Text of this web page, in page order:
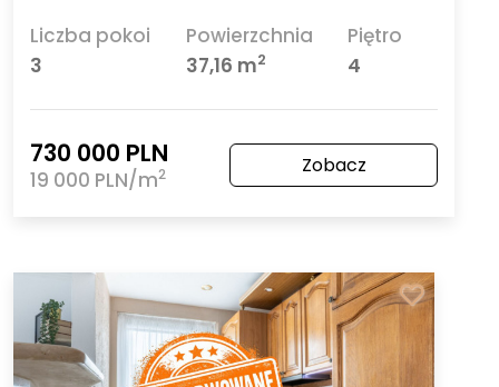
Liczba pokoi
3
Powierzchnia
37,16 m2
Piętro
4
730 000 PLN
19 000 PLN/m2 Zobacz